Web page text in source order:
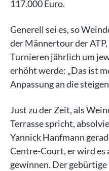
117.000 Euro.
Generell sei es, so
der Männertour der ATP,
Turnieren jährlich um
erhöht werde: „Das ist
Anpassung an die
Just zu der Zeit, als
Terrasse spricht,
Yannick Hanfmann
Centre-Court, er wird es
gewinnen. Der